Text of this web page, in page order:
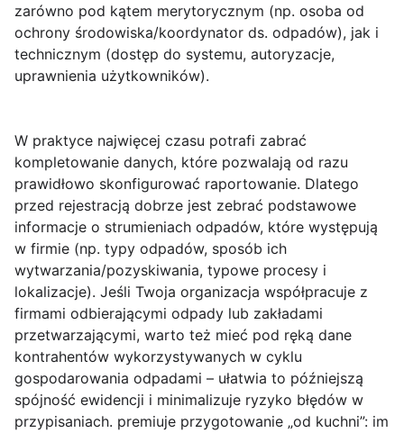
zarówno pod kątem merytorycznym (np. osoba od
ochrony środowiska/koordynator ds. odpadów), jak i
technicznym (dostęp do systemu, autoryzacje,
uprawnienia użytkowników).
W praktyce najwięcej czasu potrafi zabrać
kompletowanie danych, które pozwalają od razu
prawidłowo skonfigurować raportowanie. Dlatego
przed rejestracją dobrze jest zebrać podstawowe
informacje o strumieniach odpadów, które występują
w firmie (np. typy odpadów, sposób ich
wytwarzania/pozyskiwania, typowe procesy i
lokalizacje). Jeśli Twoja organizacja współpracuje z
firmami odbierającymi odpady lub zakładami
przetwarzającymi, warto też mieć pod ręką dane
kontrahentów wykorzystywanych w cyklu
gospodarowania odpadami – ułatwia to późniejszą
spójność ewidencji i minimalizuje ryzyko błędów w
przypisaniach. premiuje przygotowanie „od kuchni”: im